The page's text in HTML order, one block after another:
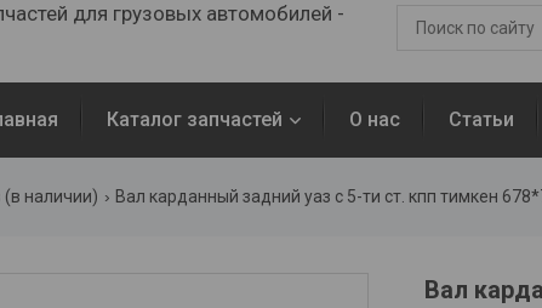
для грузовых автомобилей -
Каталог запчастей О нас Статьи
(в наличии) Вал карданный задний уаз с 5-ти ст. кпп тимкен
Вал